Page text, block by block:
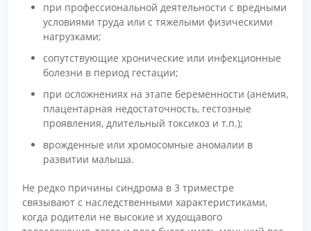
при профессиональной деятельности с вредными
условиями труда или с тяжелыми физическими
нагрузками;
сопутствующие хронические или инфекционные
болезни в период гестации;
при осложнениях на этапе беременности (анемия,
плацентарная недостаточность, гестозные
проявления, длительный токсикоз и т.п.);
врожденные или хромосомные аномалии в
развитии малыша.
Не редко причины синдрома в 3 триместре
связывают с наследственными характеристиками,
когда родители не высокие и худощавого